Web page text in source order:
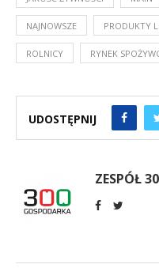
NAJNOWSZE PRODUKTY
ROLNICY RYNEK
UDOSTĘPNIJ
ZESPÓŁ